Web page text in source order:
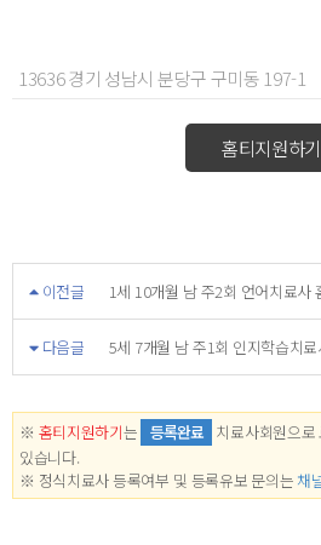
13636 경기 성남시 분당구 구미동 197-1
홈티지원하기
이전글 1세 10개월 남 주2회 언어치료사
다음글 5세 7개월 남 주1회 인지학습치
※ 홈티지원하기는 등록완료 치료사회원으로
있습니다.
※ 정식치료사 등록여부 및 등록유보 문의는 채